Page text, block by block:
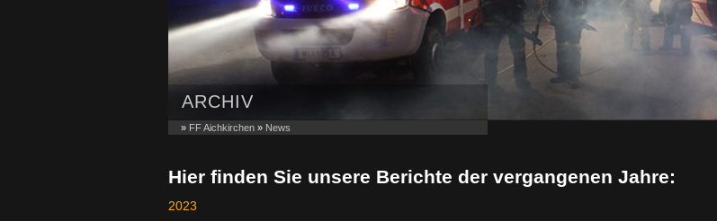
ARCHIV
» FF Aichkirchen » News
Hier finden Sie unsere Berichte der vergangenen Jahre:
2023